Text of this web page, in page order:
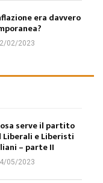
era davvero
02/2023
serve il partito
Liberali e Liberisti
– parte II
05/2023